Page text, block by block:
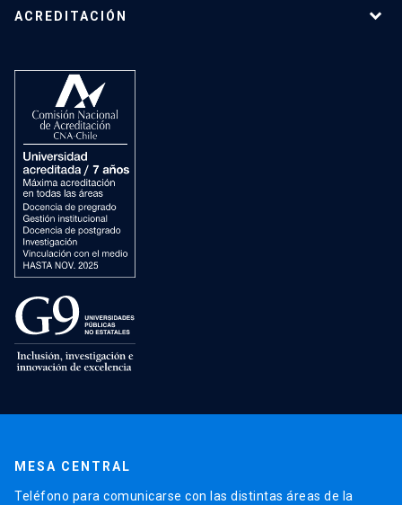
ACREDITACIÓN
MESA CENTRAL
Teléfono para comunicarse con las distintas áreas de la